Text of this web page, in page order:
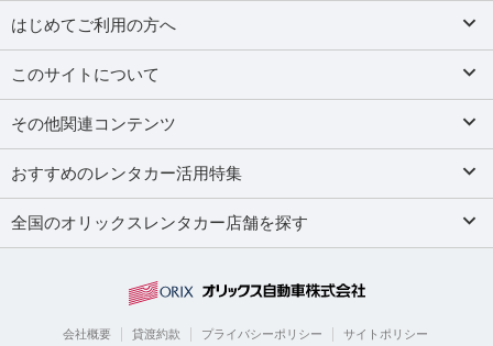
はじめてご利用の方へ
このサイトについて
その他関連コンテンツ
おすすめのレンタカー活用特集
全国のオリックスレンタカー店舗を探す
会社概要 貸渡約款 プライバシーポリシー サイトポリシー